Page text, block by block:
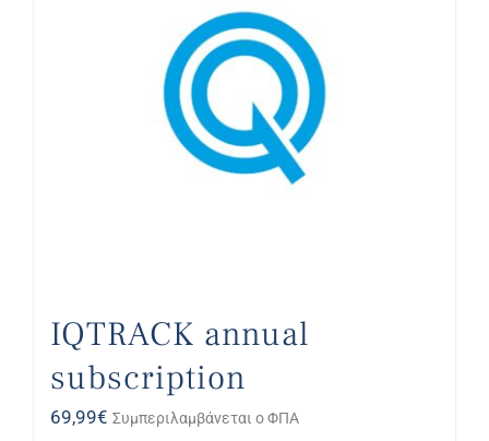
IQTRACK annual
subscription
69,99€ Συμπεριλαμβάνεται ο ΦΠΑ